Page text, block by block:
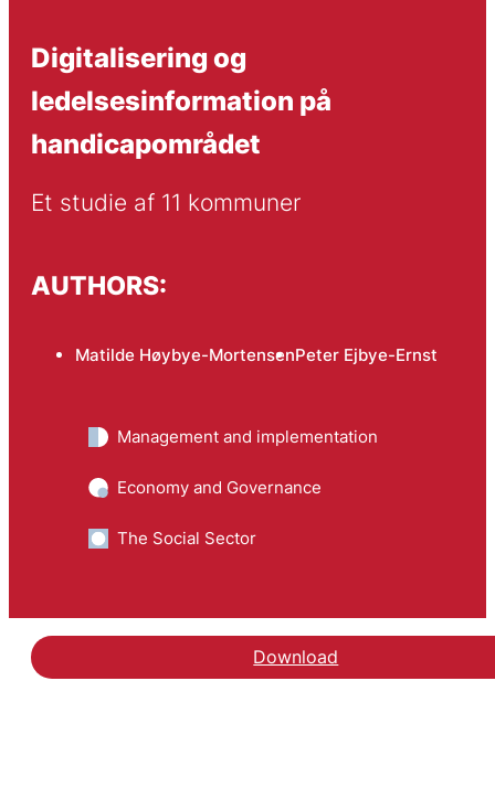
Digitalisering og
ledelsesinformation på
handicapområdet
Et studie af 11 kommuner
AUTHORS:
Matilde Høybye-MortensenPeter Ejbye-Ernst
Management and implementation
Economy and Governance
The Social Sector
Download